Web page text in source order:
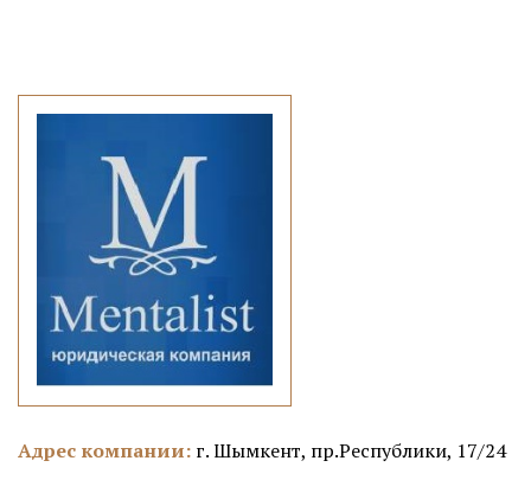
Адрес компании: г. Шымкент, пр.Республики, 17/24